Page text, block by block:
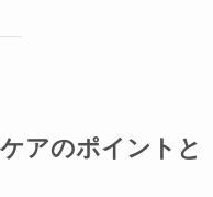
アのポイントと